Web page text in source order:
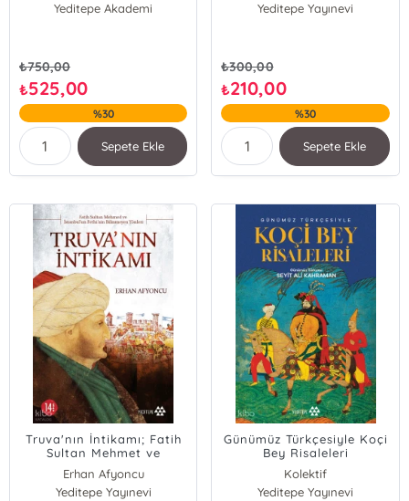
Yeditepe Akademi
₺750,00
₺525,00
%30
Sepete Ekle
Yeditepe Yayınevi
₺300,00
₺210,00
%30
Sepete Ekle
Truva'nın İntikamı; Fatih
Sultan Mehmet ve
İstanbul'un Fethinin
Bilinmeyen Yönleri
Erhan Afyoncu
Yeditepe Yayınevi
Günümüz Türkçesiyle Koçi
Bey Risaleleri
Kolektif
Yeditepe Yayınevi